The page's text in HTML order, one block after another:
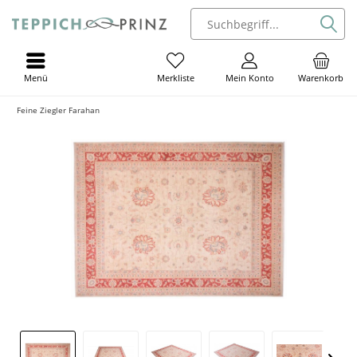
Warenkorb
Mein Konto
Merkliste
Menü
Feine Ziegler Farahan